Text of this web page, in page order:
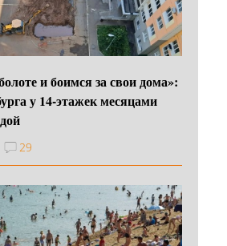
и боимся за свои дома»:
у 14-этажек месяцами
29